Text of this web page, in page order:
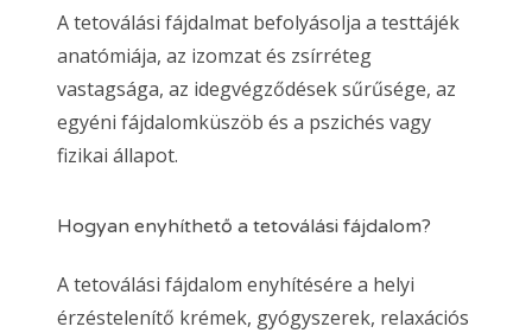
A tetoválási fájdalmat befolyásolja a testtájék
anatómiája, az izomzat és zsírréteg
vastagsága, az idegvégződések sűrűsége, az
egyéni fájdalomküszöb és a pszichés vagy
fizikai állapot.
Hogyan enyhíthető a tetoválási fájdalom?
A tetoválási fájdalom enyhítésére a helyi
érzéstelenítő krémek, gyógyszerek, relaxációs